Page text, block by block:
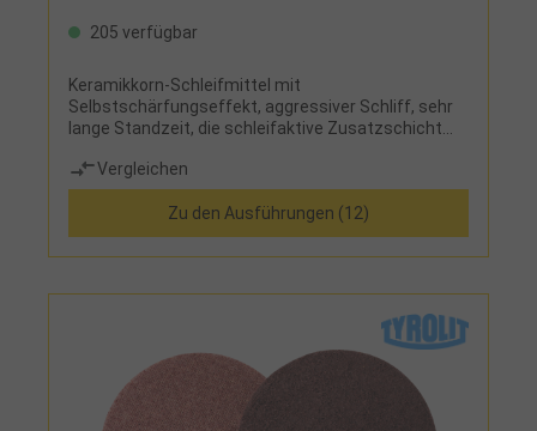
205 verfügbar
Keramikkorn-Schleifmittel mit
Selbstschärfungseffekt, aggressiver Schliff, sehr
lange Standzeit, die schleifaktive Zusatzschicht
Schleifzone
Vergleichen
Zu den Ausführungen (12)